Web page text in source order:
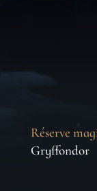
Réserve
Gryffondor